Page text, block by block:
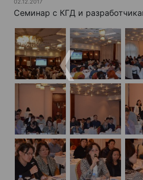
02.12.2017
Семинар с КГД и